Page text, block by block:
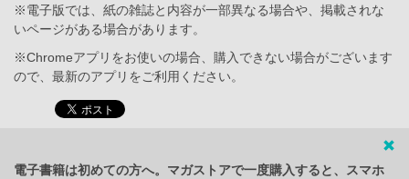
※電子版では、紙の雑誌と内容が一部異なる場合や、掲載されな
いページがある場合があります。
※Chromeアプリをお使いの場合、購入できない場合がございます
ので、最新のアプリをご利用ください。
電子書籍は初めての方へ。マガストアで一度購入すると、スマホ